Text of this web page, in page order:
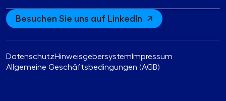
Besuchen Sie uns auf LinkedIn
DatenschutzHinweisgebersystem Impressum
Allgemeine Geschäftsbedingungen (AGB)